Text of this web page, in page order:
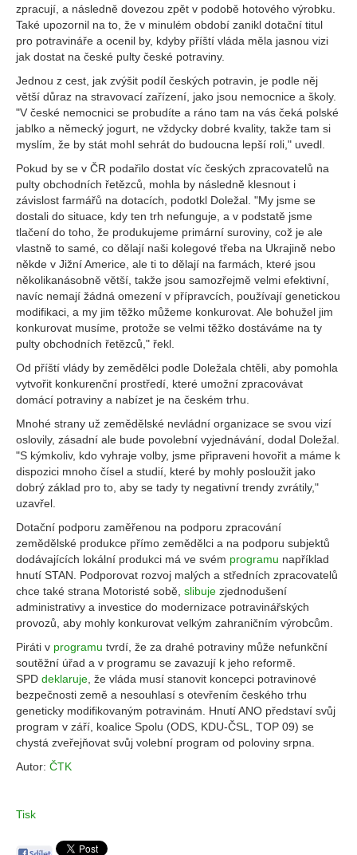
zpracují, a následně dovezou zpět v podobě hotového výrobku.
Také upozornil na to, že v minulém období zanikl dotační titul
pro potravináře a ocenil by, kdyby příští vláda měla jasnou vizi
jak dostat na české pulty české potraviny.
Jednou z cest, jak zvýšit podíl českých potravin, je podle něj
větší důraz na stravovací zařízení, jako jsou nemocnice a školy.
"V české nemocnici se probudíte a ráno tam na vás čeká polské
jablko a německý jogurt, ne vždycky dobré kvality, takže tam si
myslím, že by stát mohl sehrát do budoucna lepší roli," uvedl.
Pokud by se v ČR podařilo dostat víc českých zpracovatelů na
pulty obchodních řetězců, mohla by následně klesnout i
závislost farmářů na dotacích, podotkl Doležal. "My jsme se
dostali do situace, kdy ten trh nefunguje, a v podstatě jsme
tlačení do toho, že produkujeme primární suroviny, což je ale
vlastně to samé, co dělají naši kolegové třeba na Ukrajině nebo
někde v Jižní Americe, ale ti to dělají na farmách, které jsou
několikanásobně větší, takže jsou samozřejmě velmi efektivní,
navíc nemají žádná omezení v přípravcích, používají genetickou
modifikaci, a my jim těžko můžeme konkurovat. Ale bohužel jim
konkurovat musíme, protože se velmi těžko dostáváme na ty
pulty obchodních řetězců," řekl.
Od příští vlády by zemědělci podle Doležala chtěli, aby pomohla
vytvořit konkurenční prostředí, které umožní zpracovávat
domácí potraviny a nabízet je na českém trhu.
Mnohé strany už zemědělské nevládní organizace se svou vizí
oslovily, zásadní ale bude povolební vyjednávání, dodal Doležal.
"S kýmkoliv, kdo vyhraje volby, jsme připraveni hovořit a máme k
dispozici mnoho čísel a studií, které by mohly posloužit jako
dobrý základ pro to, aby se tady ty negativní trendy zvrátily,"
uzavřel.
Dotační podporu zaměřenou na podporu zpracování
zemědělské produkce přímo zemědělci a na podporu subjektů
dodávajících lokální produkci má ve svém programu například
hnutí STAN. Podporovat rozvoj malých a středních zpracovatelů
chce také strana Motoristé sobě, slibuje zjednodušení
administrativy a investice do modernizace potravinářských
provozů, aby mohly konkurovat velkým zahraničním výrobcům.
Piráti v programu tvrdí, že za drahé potraviny může nefunkční
soutěžní úřad a v programu se zavazují k jeho reformě.
SPD deklaruje , že vláda musí stanovit koncepci potravinové
bezpečnosti země a nesouhlasí s otevřením českého trhu
geneticky modifikovaným potravinám. Hnutí ANO představí svůj
program v září, koalice Spolu (ODS, KDU-ČSL, TOP 09) se
chystá zveřejňovat svůj volební program od poloviny srpna.
Autor: ČTK
Tisk